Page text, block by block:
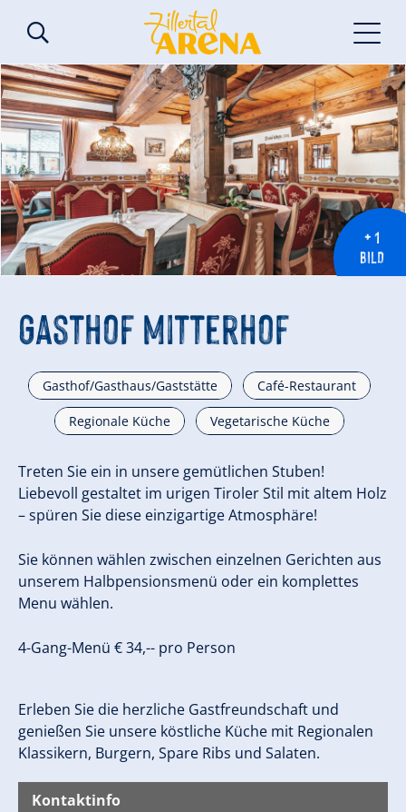
+ 1
BILD
Gasthof Mitterhof
Gasthof/Gasthaus/Gaststätte Café-Restaurant
Regionale Küche Vegetarische Küche
Treten Sie ein in unsere gemütlichen Stuben!
Liebevoll gestaltet im urigen Tiroler Stil mit altem Holz
– spüren Sie diese einzigartige Atmosphäre!
Sie können wählen zwischen einzelnen Gerichten aus
unserem Halbpensionsmenü oder ein komplettes
Menu wählen.
4-Gang-Menü € 34,-- pro Person
Erleben Sie die herzliche Gastfreundschaft und
genießen Sie unsere köstliche Küche mit Regionalen
Klassikern, Burgern, Spare Ribs und Salaten.
Kontaktinfo